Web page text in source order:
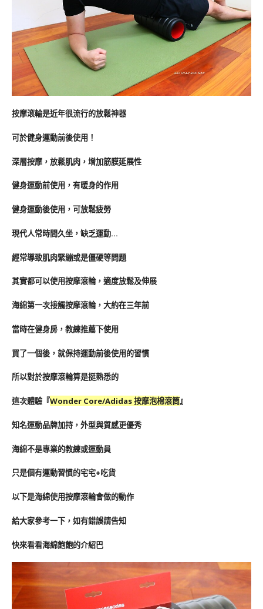
按摩滾輪是近年很流行的放鬆神器
可於健身運動前後使用！
深層按摩，放鬆肌肉，增加筋膜延展性
健身運動前使用，有暖身的作用
健身運動後使用，可放鬆疲勞
現代人常時間久坐，缺乏運動…
經常導致肌肉緊繃或是僵硬等問題
其實都可以使用按摩滾輪，適度放鬆及伸展
海綿第一次接觸按摩滾輪，大約在三年前
當時在健身房，教練推薦下使用
買了一個後，就保持運動前後使用的習慣
所以對於按摩滾輪算是挺熟悉的
這次體驗『Wonder Core/Adidas 按摩泡棉滾筒』
知名運動品牌加持，外型與質感更優秀
海綿不是專業的教練或運動員
只是個有運動習慣的宅宅+吃貨
以下是海綿使用按摩滾輪會做的動作
給大家參考一下，如有錯誤請告知
快來看看海綿飽飽的介紹巴